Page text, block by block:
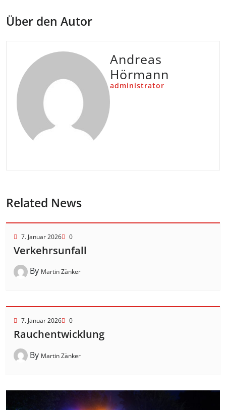
Über den Autor
Andreas
Hörmann
administrator
Related News
7. Januar 2026 0
Verkehrsunfall
By Martin Zänker
7. Januar 2026 0
Rauchentwicklung
By Martin Zänker